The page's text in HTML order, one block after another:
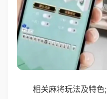
相关麻将玩法及特色;